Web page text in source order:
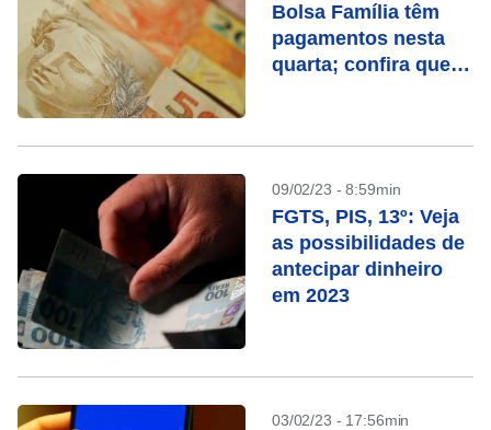
Bolsa Família têm
pagamentos nesta
quarta; confira quem
09/02/23 - 8:59min
FGTS, PIS, 13º: Veja
as possibilidades de
antecipar dinheiro
em 2023
03/02/23 - 17:56min